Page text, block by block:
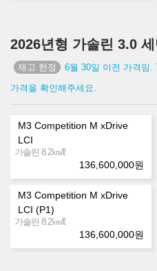
2026년형 가솔린 3.0
6월 30일 이전 가격임.
가격을 확인해주세요.
M3 Competition M xDrive
LCI
가솔린 8.2㎞/ℓ
136,600,000원
M3 Competition M xDrive
LCI (P1)
가솔린 8.2㎞/ℓ
136,600,000원